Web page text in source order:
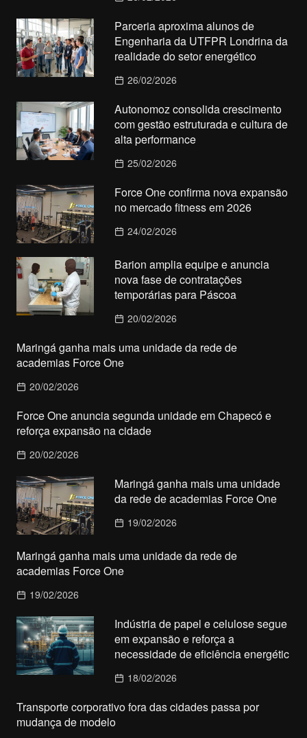
Parceria aproxima alunos de
Engenharia da UTFPR Londrina da
realidade do setor energético
26/02/2026
Autonomoz consolida crescimento
com gestão estruturada e cultura de
alta performance
25/02/2026
Force One confirma nova expansão
no mercado fitness em 2026
24/02/2026
Barion amplia equipe e anuncia
nova fase de contratações
temporárias para Páscoa
20/02/2026
Maringá ganha mais uma unidade da rede de
academias Force One
20/02/2026
Force One anuncia segunda unidade em Chapecó e
reforça expansão na cidade
20/02/2026
Maringá ganha mais uma unidade
da rede de academias Force One
19/02/2026
Maringá ganha mais uma unidade da rede de
academias Force One
19/02/2026
Indústria de papel e celulose segue
em expansão e reforça a
necessidade de eficiência energétic
18/02/2026
Transporte corporativo fora das cidades passa por
mudança de modelo